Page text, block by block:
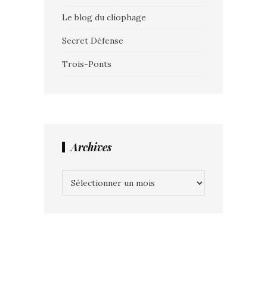
Le blog du cliophage
Secret Défense
Trois-Ponts
Archives